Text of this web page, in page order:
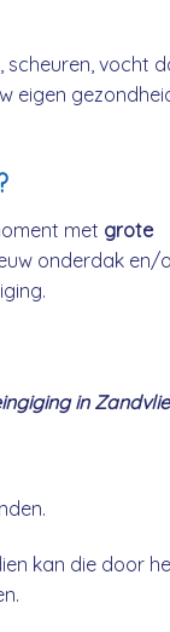
vocht
eigen
met grote
onderdak en/
in
kan die door